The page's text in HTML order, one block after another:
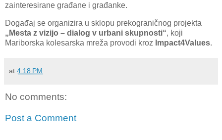
zainteresirane građane i građanke.
Događaj se organizira u sklopu prekograničnog projekta
„Mesta z vizijo – dialog v urbani skupnosti“, koji
Mariborska kolesarska mreža provodi kroz Impact4Values.
at 4:18 PM
No comments:
Post a Comment